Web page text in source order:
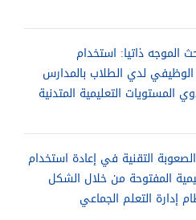
الموجه ذاتيا: استخدام
لدي الطلاب بالمدارس
المستويات التعليمية المتدنية
التقنية في إعادة استخدام
المفتوحة من خلال الشكل
إدارة التعلم الجماعي